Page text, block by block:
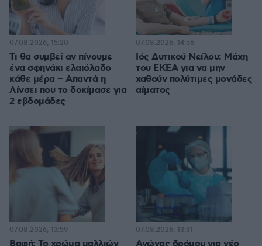
Τι θα συμβεί αν πίνουμε
ένα σφηνάκι ελαιόλαδο
κάθε μέρα – Απαντά η
Λίνσει που το δοκίμασε για
2 εβδομάδες
07.08.2026, 15:20
Ιός Δυτικού Νείλου: Μάχη
του ΕΚΕΑ για να μην
χαθούν πολύτιμες μονάδες
αίματος
07.08.2026, 14:56
07.08.2026, 13:59 07.08.2026, 13:31